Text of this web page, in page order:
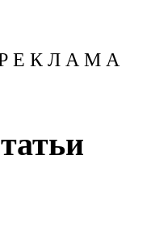
Е К Л А М А